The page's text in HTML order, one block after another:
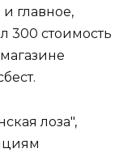
главное,
300 стоимость
лоза",